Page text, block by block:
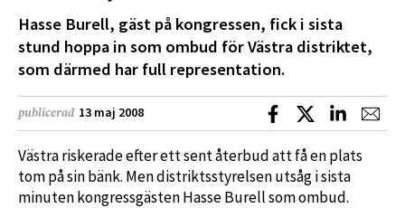
Hasse Burell, gäst på kongressen, fick i sista
stund hoppa in som ombud för Västra distriktet,
som därmed har full representation.
publicerad 13 maj 2008 Dela på Facebook
Dela på XDela på
Västra riskerade efter ett sent återbud att få en plats
tom på sin bänk. Men distriktsstyrelsen utsåg i sista
minuten kongressgästen Hasse Burell som ombud.